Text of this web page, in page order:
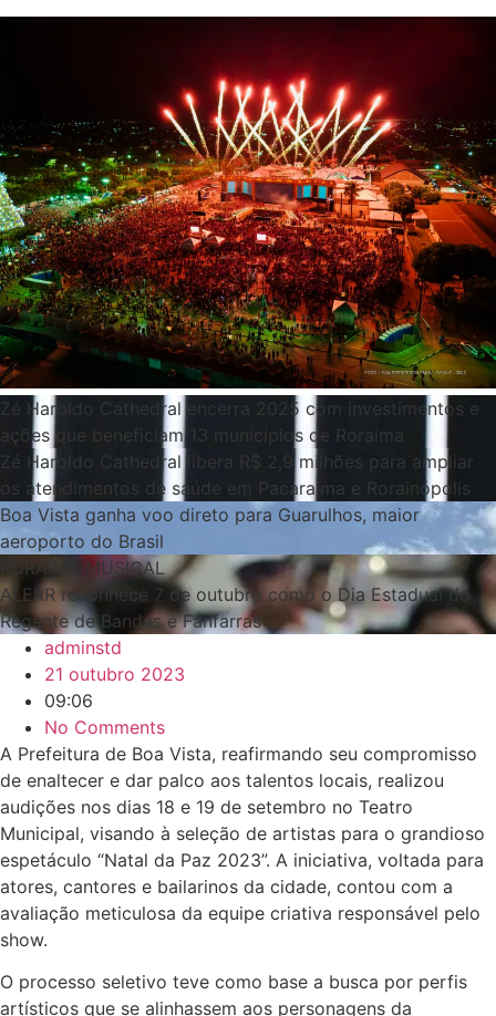
Zé Haroldo Cathedral encerra 2025 com investimentos e
ações que beneficiam 13 municípios de Roraima
Zé Haroldo Cathedral libera R$ 2,9 milhões para ampliar
os atendimentos de saúde em Pacaraima e Rorainópolis
Boa Vista ganha voo direto para Guarulhos, maior
aeroporto do Brasil
RORAIMA MUSICAL
ALERR reconhece 7 de outubro como o Dia Estadual do
Regente de Bandas e Fanfarras
adminstd
21 outubro 2023
09:06
No Comments
A Prefeitura de Boa Vista, reafirmando seu compromisso
de enaltecer e dar palco aos talentos locais, realizou
audições nos dias 18 e 19 de setembro no Teatro
Municipal, visando à seleção de artistas para o grandioso
espetáculo “Natal da Paz 2023”. A iniciativa, voltada para
atores, cantores e bailarinos da cidade, contou com a
avaliação meticulosa da equipe criativa responsável pelo
show.
O processo seletivo teve como base a busca por perfis
artísticos que se alinhassem aos personagens da